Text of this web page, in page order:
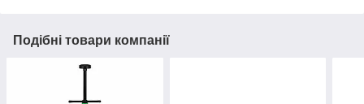
Подібні товари компанії